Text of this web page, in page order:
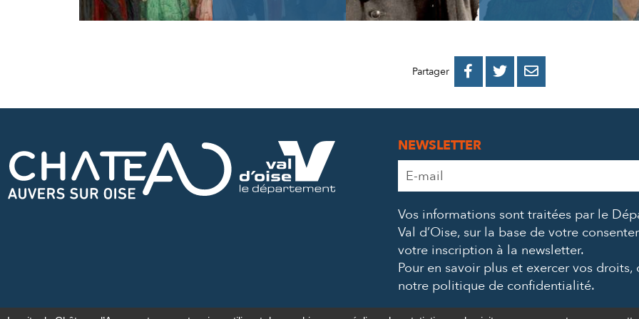
Partager 
PARTAGER
PARTAGER
PARTAGER
NEWSLETTER
Adresse
e-
*
Vos informations sont traitées par le
Val d’Oise, sur la base de votre
votre inscription à la newsletter.
Pour en savoir plus et exercer vos droits,
notre politique de confidentialité.